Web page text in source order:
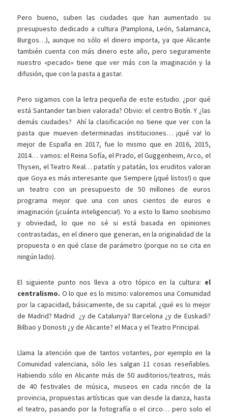
Pero bueno, suben las ciudades que han aumentado su
presupuesto dedicado a cultura (Pamplona, León, Salamanca,
Burgos…), aunque no sólo el dinero importa, ya que Alicante
también cuenta con más dinero este año, pero seguramente
nuestro «pecado» tiene que ver más con la imaginación y la
difusión, que con la pasta a gastar.
Pero sigamos con la letra pequeña de este estudio. ¿por qué
está Santander tan bien valorada? Obvio: el centro Botín. Y ¿las
demás ciudades? Ahí la clasificación no tiene que ver con la
pasta que mueven determinadas instituciones… ¡qué va! lo
mejor de España en 2017, fue lo mismo que en 2016, 2015,
2014… vamos: el Reina Sofía, el Prado, el Guggenheim, Arco, el
Thysen, el Teatro Real… patatín y patatán, los eruditos valoran
que Goya es más interesante que Sempere (¡qué listos!) o que
un teatro con un presupuesto de 50 millones de euros
programa mejor que una con unos cientos de euros e
imaginación (¡cuánta inteligencia!). Yo a esto lo llamo snobismo
y obviedad, lo que no sé si está basada en opiniones
contrastadas, en el dinero que generan, en la originalidad de la
propuesta o en qué clase de parámetro (porque no se cita en
ningún lado).
El siguiente punto nos lleva a otro tópico en la cultura: el
centralismo. O lo que es lo mismo: valoremos una Comunidad
por la capacidad, básicamente, de su capital. ¿qué es lo mejor
de Madrid? Madrid ¿y de Catalunya? Barcelona ¿y de Euskadi?
Bilbao y Donosti ¿y de Alicante? el Maca y el Teatro Principal.
Llama la atención que de tantos votantes, por ejemplo en la
Comunidad valenciana, sólo les salgan 11 cosas reseñables.
Habiendo sólo en Alicante más de 50 auditorios/teatros, más
de 40 festivales de música, museos en cada rincón de la
provincia, propuestas artísticas que van desde la danza, hasta
el teatro, pasando por la fotografía o el circo… pero solo el